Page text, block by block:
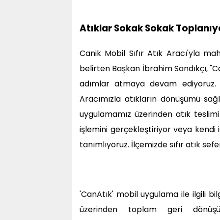
Atıklar Sokak Sokak
Canik Mobil Sıfır Atık Aracı'yla
belirten Başkan İbrahim Sandıkçı,
adımlar atmaya devam ediyoruz.
Aracımızla atıkların dönüşümü
uygulamamız üzerinden atık
işlemini gerçekleştiriyor veya kendi
tanımlıyoruz. İlçemizde sıfır atık
'CanAtık' mobil uygulama ile ilgili
üzerinden toplam geri